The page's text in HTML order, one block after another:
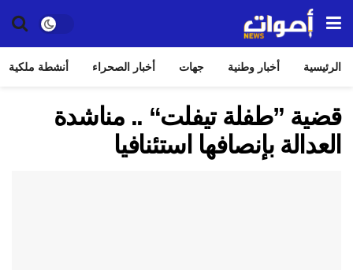
الرئيسية أخبار وطنية جهات أخبار الصحراء أنشطة ملكية
قضية ”طفلة تيفلت“ .. مناشدة
العدالة بإنصافها استئنافيا